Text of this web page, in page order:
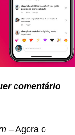
comentário
– Agora o